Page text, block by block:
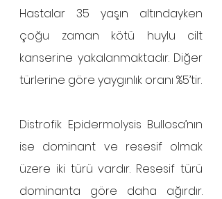
Hastalar 35 yaşın altındayken
çoğu zaman kötü huylu cilt
kanserine yakalanmaktadır. Diğer
türlerine göre yaygınlık oranı %5’tir.
Distrofik Epidermolysis Bullosa’nın
ise dominant ve resesif olmak
üzere iki türü vardır. Resesif türü
dominanta göre daha ağırdır.